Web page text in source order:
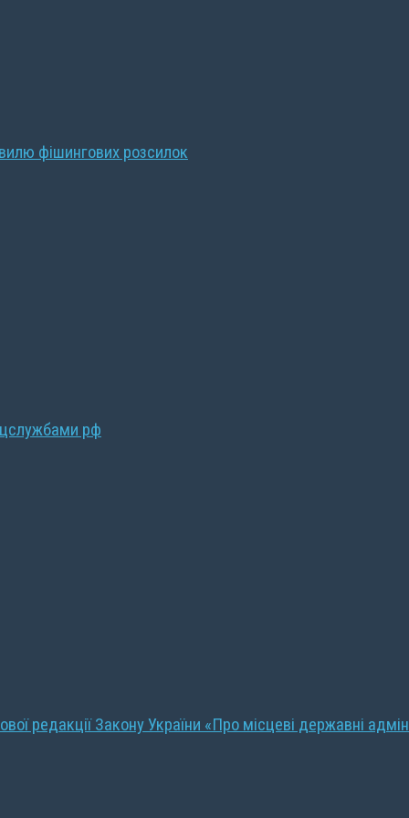
фішингових розсилок
рф
редакції Закону України «Про місцеві державні